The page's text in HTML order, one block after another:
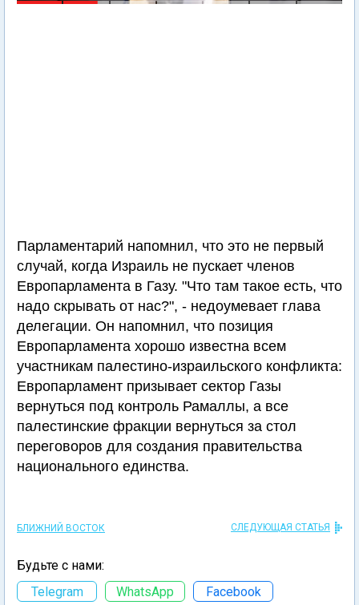
Парламентарий напомнил, что это не первый
случай, когда Израиль не пускает членов
Европарламента в Газу. "Что там такое есть, что
надо скрывать от нас?", - недоумевает глава
делегации. Он напомнил, что позиция
Европарламента хорошо известна всем
участникам палестино-израильского конфликта:
Европарламент призывает сектор Газы
вернуться под контроль Рамаллы, а все
палестинские фракции вернуться за стол
переговоров для создания правительства
национального единства.
БЛИЖНИЙ ВОСТОК СЛЕДУЮЩАЯ СТАТЬЯ
Будьте с нами:
Telegram
WhatsApp Facebook